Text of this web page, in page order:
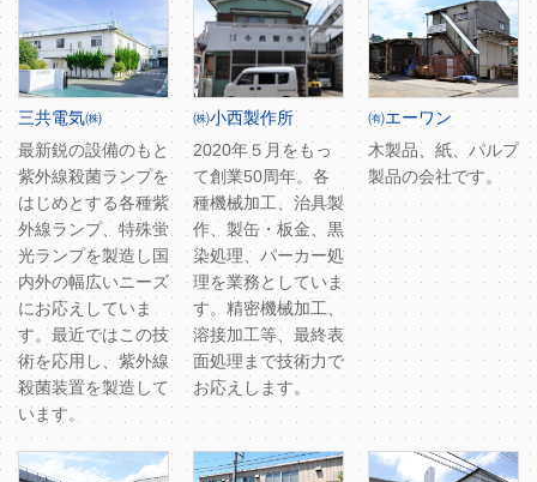
三共電気㈱
最新鋭の設備のもと
紫外線殺菌ランプを
はじめとする各種紫
外線ランプ、特殊蛍
光ランプを製造し国
内外の幅広いニーズ
にお応えしていま
す。最近ではこの技
術を応用し、紫外線
殺菌装置を製造して
います。
㈱小西製作所
2020年５月をもっ
て創業50周年。各
種機械加工、治具製
作、製缶・板金、黒
染処理、パーカー処
理を業務としていま
す。精密機械加工、
溶接加工等、最終表
面処理まで技術力で
お応えします。
㈲エーワン
木製品、紙、パルプ
製品の会社です。